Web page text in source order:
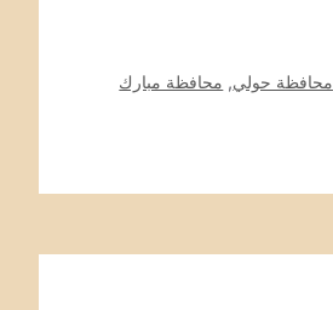
محافظة حولي, محافظة مبارك